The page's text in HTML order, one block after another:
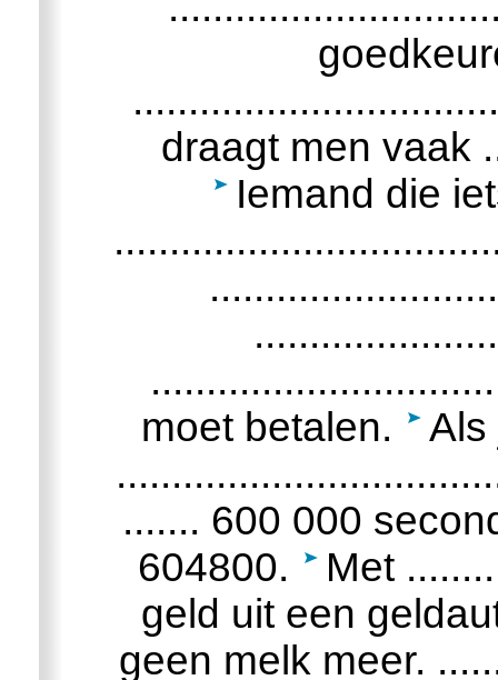
draagt men vaak
Iemand die
moet betalen.
Als
....... 600 000
604800.
Met
geld uit een
geen melk meer.